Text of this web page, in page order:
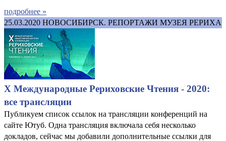
подробнее »
25.03.2020 НОВОСИБИРСК. РЕПОРТАЖИ МУЗЕЯ РЕРИХА
X Международные Рериховские Чтения - 2020:
все трансляции
Публикуем список ссылок на трансляции конференций на
сайте Ютуб. Одна трансляция включала себя несколько
докладов, сейчас мы добавили дополнительные ссылки для